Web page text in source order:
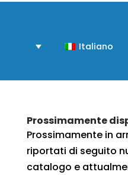
Italiano
Prossimamente
Prossimamente in
riportati di seguito
catalogo e